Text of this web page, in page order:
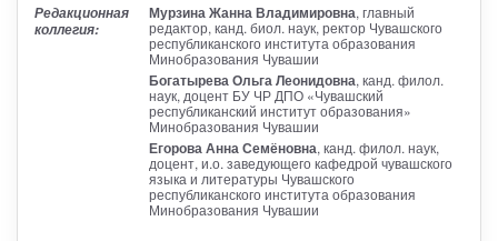
Редакционная
коллегия:
Мурзина Жанна Владимировна, главный
редактор, канд. биол. наук, ректор Чувашского
республиканского института образования
Минобразования Чувашии
Богатырева Ольга Леонидовна, канд. филол.
наук, доцент БУ ЧР ДПО «Чувашский
республиканский институт образования»
Минобразования Чувашии
Егорова Анна Семёновна, канд. филол. наук,
доцент, и.о. заведующего кафедрой чувашского
языка и литературы Чувашского
республиканского института образования
Минобразования Чувашии